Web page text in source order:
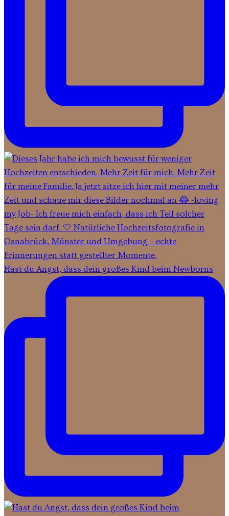
Hast du Angst, dass dein großes Kind beim Newborns